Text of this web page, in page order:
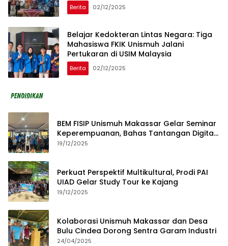
Berita 02/12/2025
Belajar Kedokteran Lintas Negara: Tiga
Mahasiswa FKIK Unismuh Jalani
Pertukaran di USIM Malaysia
Berita 02/12/2025
BEM FISIP Unismuh Makassar Gelar Seminar
Keperempuanan, Bahas Tantangan Digital
dan Budaya Lokal
19/12/2025
Perkuat Perspektif Multikultural, Prodi PAI
UIAD Gelar Study Tour ke Kajang
19/12/2025
Kolaborasi Unismuh Makassar dan Desa
Bulu Cindea Dorong Sentra Garam Industri
24/04/2025